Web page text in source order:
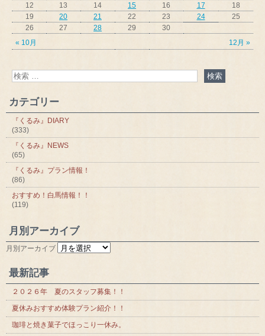
« 10月 12月 »
12
13 14 15 16 17
18
19
20 21 22 23 24
25
26
27 28 29 30
カテゴリー
『くるみ』DIARY
(333)
『くるみ』NEWS
(65)
『くるみ』プラン情報！
(86)
おすすめ！白馬情報！！
(119)
月別アーカイブ
月別アーカイブ
最新記事
２０２６年 夏のスタッフ募集！！
夏休みおすすめ体験プラン紹介！！
珈琲と焼き菓子でほっこり一休み。